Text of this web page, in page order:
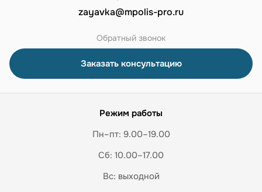
zayavka@mpolis-pro.ru
Обратный звонок
Заказать консультацию
Режим работы
Пн–пт: 9.00–19.00
Сб: 10.00–17.00
Вс: выходной